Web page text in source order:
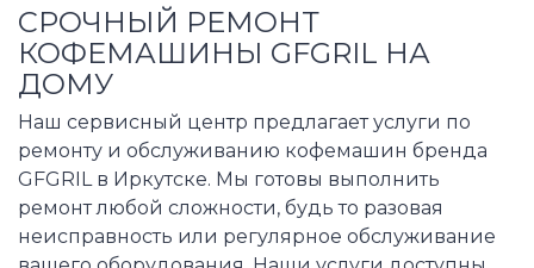
СРОЧНЫЙ РЕМОНТ
КОФЕМАШИНЫ GFGRIL НА
ДОМУ
Наш сервисный центр предлагает услуги по
ремонту и обслуживанию кофемашин бренда
GFGRIL в Иркутске. Мы готовы выполнить
ремонт любой сложности, будь то разовая
неисправность или регулярное обслуживание